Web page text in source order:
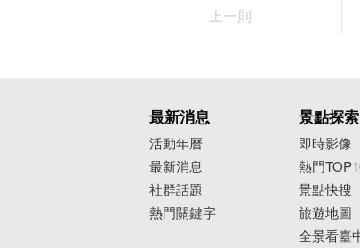
上一則
最新消息
活動年曆
最新消息
社群話題
熱門關鍵字
景點探索
即時影像
熱門
景點快搜
旅遊地圖
全景看臺